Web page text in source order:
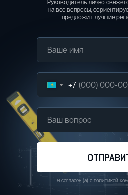
Руководитель лично
на все вопросы,
предложит лучшие
+7
Я согласен (а) с политикой